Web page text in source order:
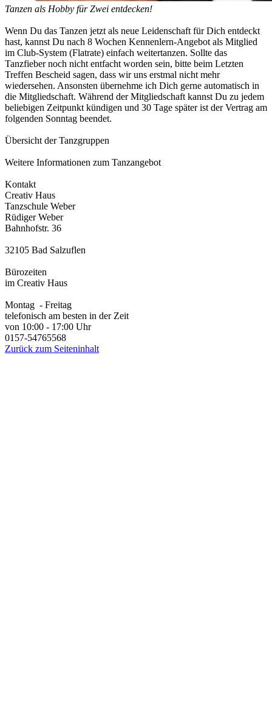
Tanzen als Hobby für Zwei entdecken!
Wenn Du das Tanzen jetzt als neue Leidenschaft für Dich entdeckt
hast, kannst Du nach 8 Wochen Kennenlern-Angebot als Mitglied
im Club-System (Flatrate) einfach weitertanzen. Sollte das
Tanzfieber noch nicht entfacht worden sein, bitte beim Letzten
Treffen Bescheid sagen, dass wir uns erstmal nicht mehr
wiedersehen. Ansonsten übernehme ich Dich gerne automatisch in
die Mitgliedschaft. Während der Mitgliedschaft kannst Du zu jedem
beliebigen Zeitpunkt kündigen und 30 Tage später ist der Vertrag am
folgenden Sonntag beendet.
Übersicht der Tanzgruppen
Weitere Informationen zum Tanzangebot
Kontakt
Creativ Haus
Tanzschule Weber
Rüdiger Weber
Bahnhofstr. 36
32105 Bad Salzuflen
Bürozeiten
im Creativ Haus
Montag - Freitag
telefonisch am besten in der Zeit
von 10:00 - 17:00 Uhr
0157-54765568
Zurück zum Seiteninhalt